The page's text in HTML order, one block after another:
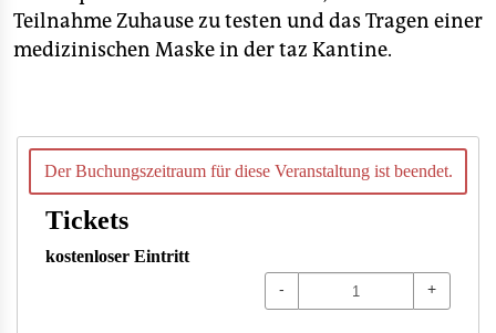
Teilnahme Zuhause zu testen und das Tragen einer
medizinischen Maske in der taz Kantine.
Der Buchungszeitraum für diese Veranstaltung ist beendet.
Tickets
kostenloser Eintritt
- +